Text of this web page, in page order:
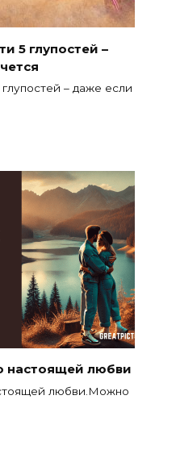
5 глупостей –
– даже если
настоящей любви
любви.Можно